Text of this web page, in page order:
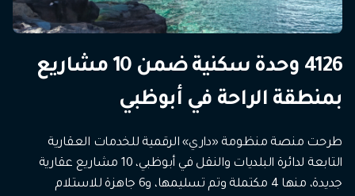
4126 وحدة سكنية ضمن 10 مشاريع
بمنطقة الراحة في أبوظبي
طرحت منصة منظومة «داري» الرقمية للخدمات العقارية
التابعة لدائرة البلديات والنقل في أبوظبي، 10 مشاريع عقارية
جديدة، منها 4 مكتملة وتم تسليمها، و6 جاهزة للاستلام